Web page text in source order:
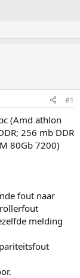
#1
(Amd athlon
256 mb DDR
80Gb 7200)
fout naar
melding